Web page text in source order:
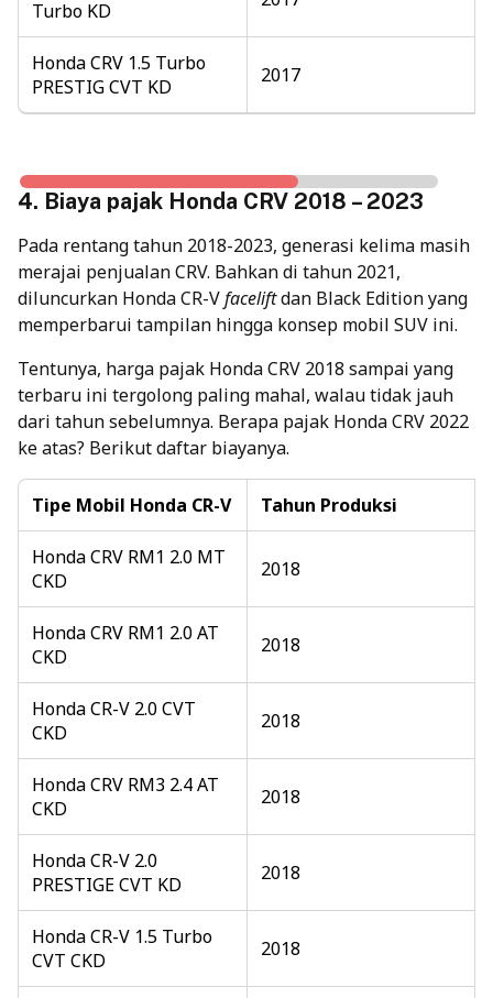
Turbo KD
Honda CRV 1.5 Turbo
PRESTIG CVT KD
2017
4. Biaya pajak Honda CRV 2018 – 2023
Pada rentang tahun 2018-2023, generasi kelima masih
merajai penjualan CRV. Bahkan di tahun 2021,
diluncurkan Honda CR-Vfaceliftdan Black Edition yang
memperbarui tampilan hingga konsep mobil SUV ini.
Tentunya, harga pajak Honda CRV 2018 sampai yang
terbaru ini tergolong paling mahal, walau tidak jauh
dari tahun sebelumnya. Berapa pajak Honda CRV 2022
ke atas? Berikut daftar biayanya.
Tipe Mobil Honda CR-V Tahun Produksi
Honda CRV RM1 2.0 MT
CKD
2018
Honda CRV RM1 2.0 AT
CKD
2018
Honda CR-V 2.0 CVT
CKD
2018
Honda CRV RM3 2.4 AT
CKD
2018
Honda CR-V 2.0
PRESTIGE CVT KD
2018
Honda CR-V 1.5 Turbo
CVT CKD
2018